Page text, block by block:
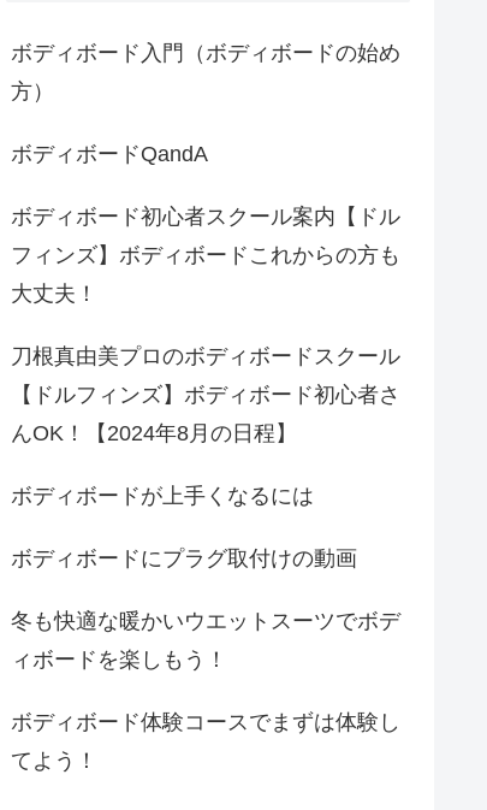
ボディボード入門（ボディボードの始め
方）
ボディボードQandA
ボディボード初心者スクール案内【ドル
フィンズ】ボディボードこれからの方も
大丈夫！
刀根真由美プロのボディボードスクール
【ドルフィンズ】ボディボード初心者さ
んOK！【2024年8月の日程】
ボディボードが上手くなるには
ボディボードにプラグ取付けの動画
冬も快適な暖かいウエットスーツでボデ
ィボードを楽しもう！
ボディボード体験コースでまずは体験し
てよう！